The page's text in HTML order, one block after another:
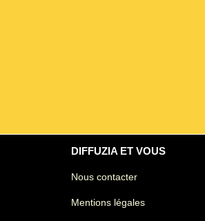
DIFFUZIA ET VOUS
Nous contacter
Mentions légales